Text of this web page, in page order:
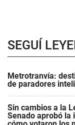
SEGUÍ
Metrotranvía:
de paradores
Sin cambios a la
Senado aprobó la